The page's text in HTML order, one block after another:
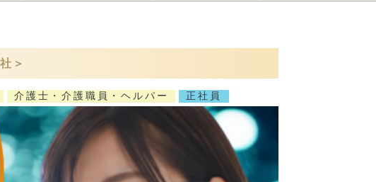
＞
介護士・介護職員・ヘルパー 正社員